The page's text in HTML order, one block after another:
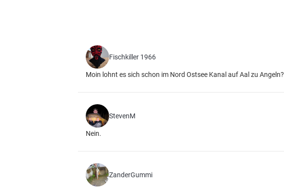
Fischkiller 1966
Moin lohnt es sich schon im Nord Ostsee Kanal auf Aal zu Angeln?
StevenM
Nein.
ZanderGummi